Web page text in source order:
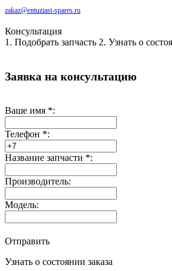
zakaz@entuziast-spares.ru
Консультация
1. Подобрать запчасть 2. Узнать о
Заявка на консультацию
Ваше имя *:
Телефон *:
Название запчасти *:
Производитель:
Модель:
Отправить
Узнать о состоянии заказа